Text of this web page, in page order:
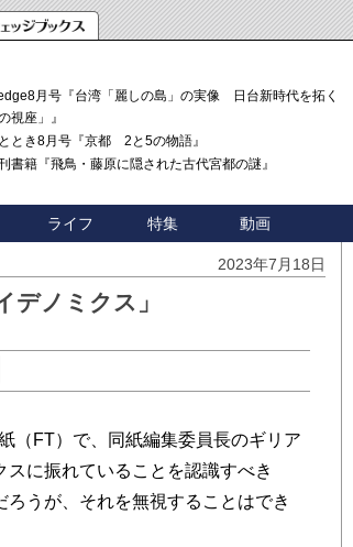
月号『台湾「麗しの島」の実像 日台新時代を拓く「3
視座」』
とき8月号『京都 2と5の物語』
書籍『飛鳥・藤原に隠された古代宮都の謎』
ライフ 特集 動画
2023年7月18日
デノミクス」
（FT）で、同紙編集委員長のギリア
に振れていることを認識すべき
うが、それを無視することはでき